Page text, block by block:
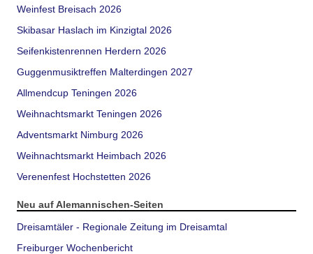
Weinfest Breisach 2026
Skibasar Haslach im Kinzigtal 2026
Seifenkistenrennen Herdern 2026
Guggenmusiktreffen Malterdingen 2027
Allmendcup Teningen 2026
Weihnachtsmarkt Teningen 2026
Adventsmarkt Nimburg 2026
Weihnachtsmarkt Heimbach 2026
Verenenfest Hochstetten 2026
Neu auf Alemannischen-Seiten
Dreisamtäler - Regionale Zeitung im Dreisamtal
Freiburger Wochenbericht